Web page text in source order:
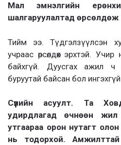
Мал эмнэлгийн
шалгаруулалтад өрсөлдөж
Тийм ээ. Түдгэлзүүлсэн
учраас өрсөлдөх эрхтэй.
байхгүй. Дуусгах ажил ч
буруутай байсан бол
Сүүлийн асуулт. Та
удирдлагад өчнөөн жил
утгаараа орон нутагт олон
нь тодорхой. Амжилттай